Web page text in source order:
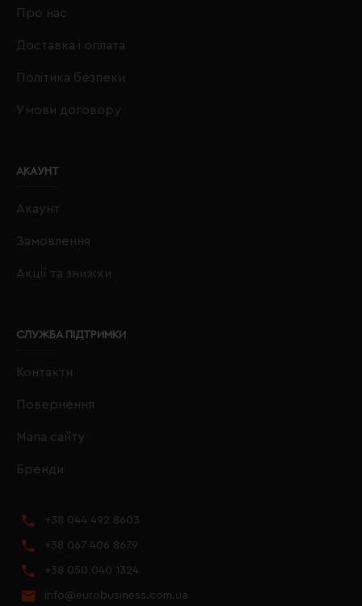
Про нас
Доставка і оплата
Політика безпеки
Умови договору
АКАУНТ
Акаунт
Замовлення
Акції та знижки
СЛУЖБА ПІДТРИМКИ
Контакти
Повернення
Мапа сайту
Бренди
+38 044 492 8603
+38 067 406 8679
+38 050 040 1324
info@eurobusiness.com.ua